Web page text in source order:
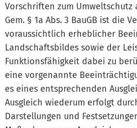
Vorschriften zum Umweltschutz
Gem. § 1a Abs. 3 BauGB ist die
voraussichtlich erheblicher
Landschaftsbildes sowie der
Funktionsfähigkeit dabei zu
eine vorgenannte
es eines entsprechenden
Ausgleich wiederum erfolgt
Darstellungen und